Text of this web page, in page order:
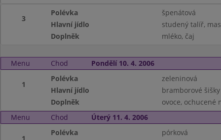
3
Polévka
špenátová
Hlavní jídlo
studený talíř,
Doplněk
mléko, čaj
Menu Chod Pondělí 10. 4. 2006
1
Polévka
zeleninová
Hlavní jídlo
bramborové
Doplněk
ovoce, ochucené
Menu
Chod Úterý 11. 4. 2006
Polévka
pórková